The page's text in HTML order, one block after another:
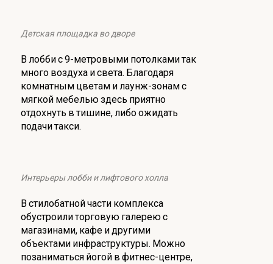
Детская площадка во дворе
В лобби с 9-метровыми потолками так
много воздуха и света. Благодаря
комнатным цветам и лаунж-зонам с
мягкой мебелью здесь приятно
отдохнуть в тишине, либо ожидать
подачи такси.
Интерьеры лобби и лифтового холла
В стилобатной части комплекса
обустроили торговую галерею с
магазинами, кафе и другими
объектами инфраструктуры. Можно
позаниматься йогой в фитнес-центре,